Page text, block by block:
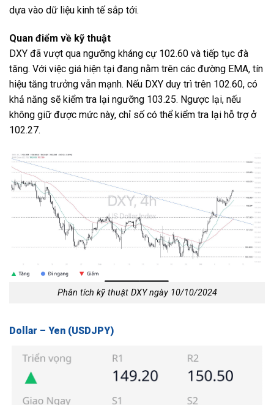
dựa vào dữ liệu kinh tế sắp tới.
Quan điểm về kỹ thuật
DXY đã vượt qua ngưỡng kháng cự 102.60 và tiếp tục đà
tăng. Với việc giá hiện tại đang nằm trên các đường EMA, tín
hiệu tăng trưởng vẫn mạnh. Nếu DXY duy trì trên 102.60, có
khả năng sẽ kiểm tra lại ngưỡng 103.25. Ngược lại, nếu
không giữ được mức này, chỉ số có thể kiểm tra lại hỗ trợ ở
102.27.
Phân tích kỹ thuật DXY ngày 10/10/2024
Dollar – Yen (USDJPY)